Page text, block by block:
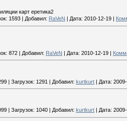
карт еретика2
1593 Добавил: RaVeN Дата: 2010-12-19
872 | Добавил: RaVeN | Дата: 2010-12-19 |
| Загрузок: 1291 | Добавил: kurtkurt | Дата:
Загрузок: 1040 Добавил: kurtkurt Дата: